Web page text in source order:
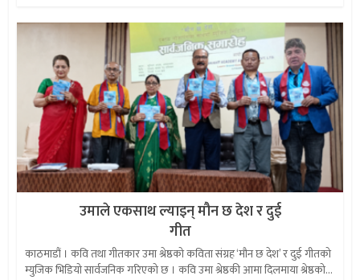
उमाले एकसाथ ल्याइन् मौन छ देश र दुई
गीत
काठमाडौं । कवि तथा गीतकार उमा श्रेष्ठको कविता संग्रह ‘मौन छ देश’ र दुई गीतको
म्युजिक भिडियो सार्वजनिक गरिएको छ । कवि उमा श्रेष्ठकी आमा दिलमाया श्रेष्ठको...